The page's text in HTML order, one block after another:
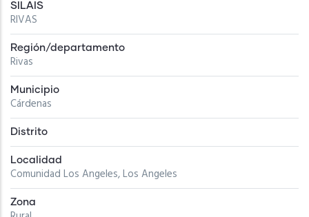
SILAIS
RIVAS
Región/departamento
Rivas
Municipio
Cárdenas
Distrito
Localidad
Comunidad Los Angeles, Los Angeles
Zona